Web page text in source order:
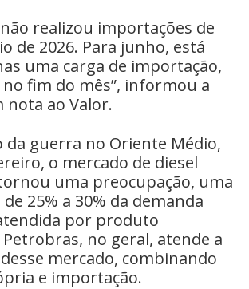
realizou importações de
de 2026. Para junho, está
uma carga de importação,
no fim do mês”, informou a
nota ao Valor.
da guerra no Oriente Médio,
o mercado de diesel
uma preocupação, uma
25% a 30% da demanda
por produto
no geral, atende a
mercado, combinando
e importação.